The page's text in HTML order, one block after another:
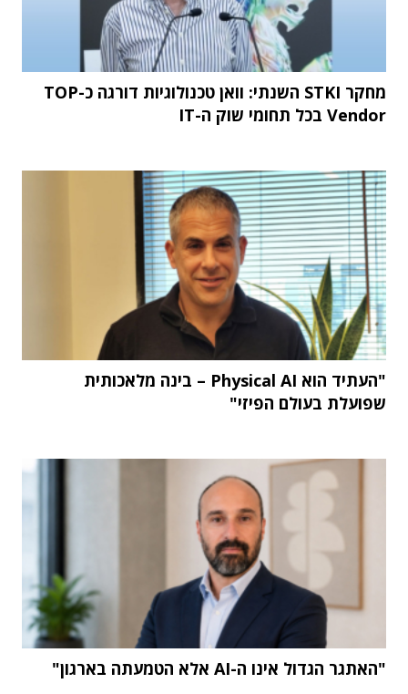
מחקר STKI השנתי: וואן טכנולוגיות דורגה כ-TOP
Vendor בכל תחומי שוק ה-IT
"העתיד הוא Physical AI – בינה מלאכותית
שפועלת בעולם הפיזי"
"האתגר הגדול אינו ה-AI אלא הטמעתה בארגון"